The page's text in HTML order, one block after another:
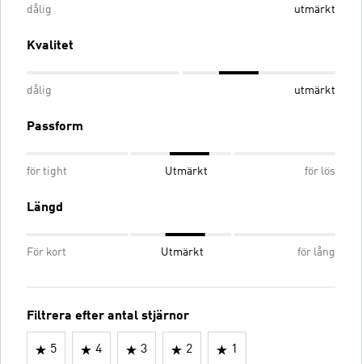
dålig utmärkt
Kvalitet
dålig utmärkt
Passform
för tight Utmärkt för lös
Längd
För kort Utmärkt för lång
Filtrera efter antal stjärnor
5 4 3 2 1